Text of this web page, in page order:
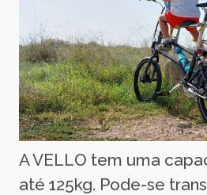
A VELLO tem uma
até 125kg. Pode-se